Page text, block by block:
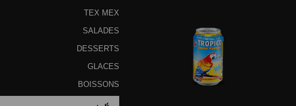
TEX MEX
SALADES
DESSERTS
GLACES
BOISSONS